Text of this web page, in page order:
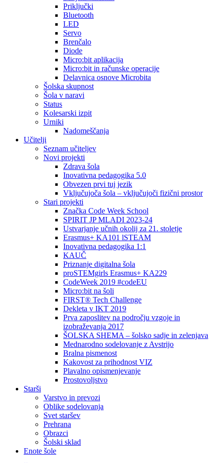
Priključki
Bluetooth
LED
Servo
Brenčalo
Diode
Micro:bit aplikacija
Micro:bit in računske operacije
Delavnica osnove Microbita
Šolska skupnost
Šola v naravi
Status
Kolesarski izpit
Urniki
Nadomeščanja
Učitelji
Seznam učiteljev
Novi projekti
Zdrava šola
Inovativna pedagogika 5.0
Obvezen prvi tuj jezik
Vključujoča šola – vključujoči fizični prostor
Stari projekti
Značka Code Week School
SPIRIT JP MLADI 2023-24
Ustvarjanje učnih okolij za 21. stoletje
Erasmus+ KA101 lSTEAM
Inovativna pedagogika 1:1
KAUČ
Priznanje digitalna šola
proSTEMgirls Erasmus+ KA229
CodeWeek 2019 #codeEU
Micro:bit na šoli
FIRST® Tech Challenge
Dekleta v IKT 2019
Prva zaposlitev na področju vzgoje in
izobraževanja 2017
ŠOLSKA SHEMA – šolsko sadje in zelenjava
Mednarodno sodelovanje z Avstrijo
Bralna pismenost
Kakovost za prihodnost VIZ
Plavalno opismenjevanje
Prostovoljstvo
Starši
Varstvo in prevozi
Oblike sodelovanja
Svet staršev
Prehrana
Obrazci
Šolski sklad
Enote šole